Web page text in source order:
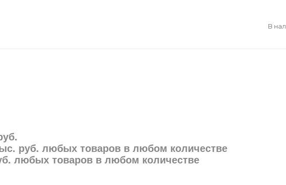
В
руб. любых товаров в любом количестве
любых товаров в любом количестве